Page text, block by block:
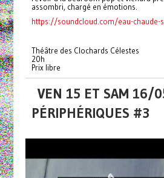
assombri, chargé en émotions.
https://soundcloud.com/eau-chaude-
Théâtre des Clochards Célestes
20h
Prix libre
VEN 15 ET SAM 16/
PÉRIPHÉRIQUES #3